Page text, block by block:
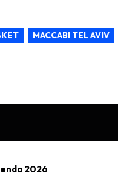
MACCABI TEL AVIV
2026